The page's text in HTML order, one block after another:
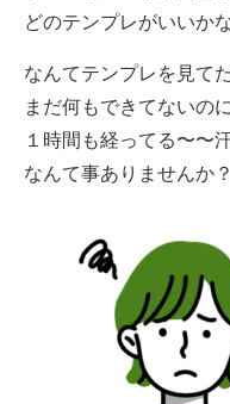
どのテンプレがいいか
なんてテンプレを見て
まだ何もできてないのに
１時間も経ってる〜〜
なんて事ありませんか？